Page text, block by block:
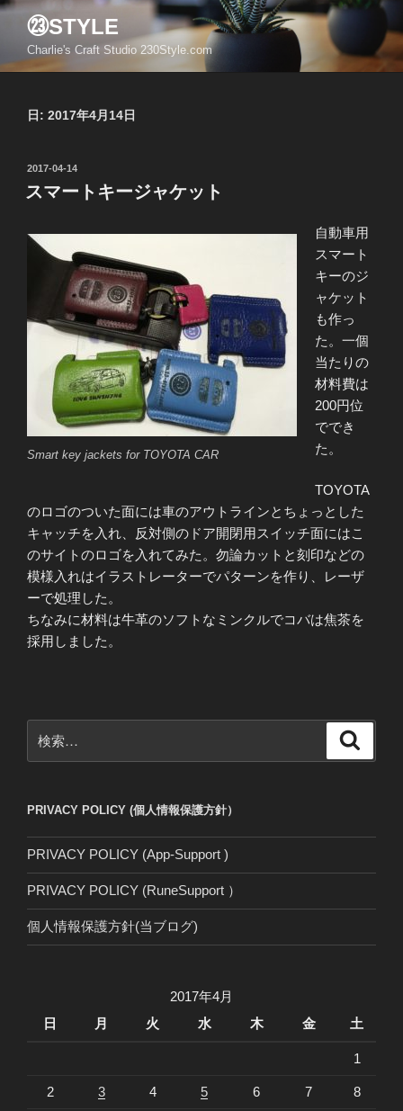
コ
ン
㉓STYLE
Charlie's Craft Studio 230Style.com
日: 2017年4月14日
投
稿
日:
2017-04-14
スマートキージャケット
Smart key jackets for TOYOTA CAR
自動車用
スマート
キーのジ
ャケット
も作っ
た。一個
当たりの
材料費は
200円位
ででき
た。
TOYOTA
のロゴのついた面には車のアウトラインとちょっとした
キャッチを入れ、反対側のドア開閉用スイッチ面にはこ
のサイトのロゴを入れてみた。勿論カットと刻印などの
模様入れはイラストレーターでパターンを作り、レーザ
ーで処理した。
ちなみに材料は牛革のソフトなミンクルでコバは焦茶を
採用しました。
索:
PRIVACY POLICY (個人情報保護方針）
PRIVACY POLICY (App-Support )
PRIVACY POLICY (RuneSupport ）
個人情報保護方針(当ブログ)
2017年4月
日
月 火 水 木 金 土
1
2 3 4 5 6 7 8